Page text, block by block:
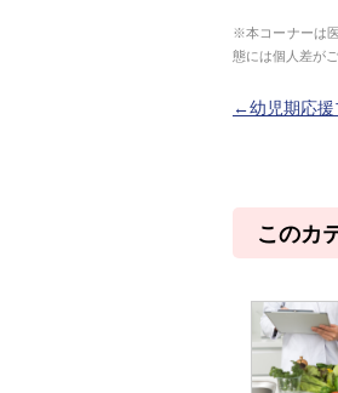
※本コーナーは
態には個人差が
←幼児期応援
このカ